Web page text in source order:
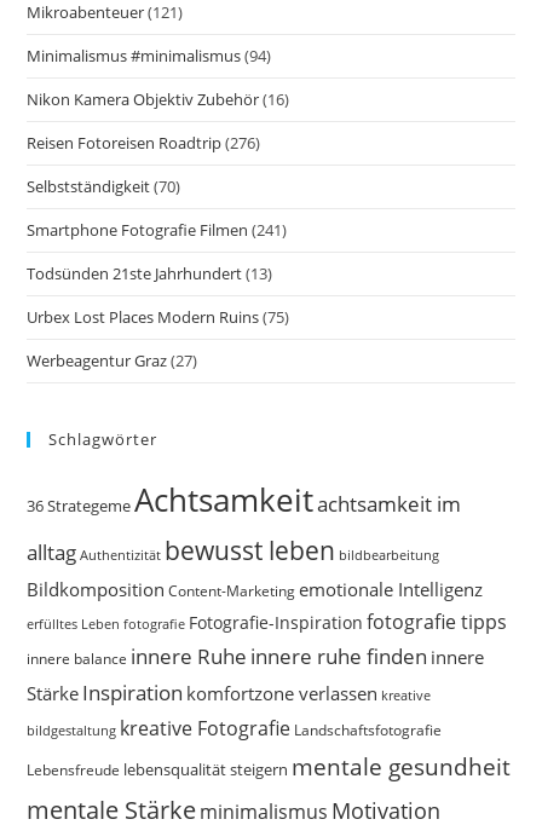
Mikroabenteuer(121)
Minimalismus #minimalismus(94)
Nikon Kamera Objektiv Zubehör(16)
Reisen Fotoreisen Roadtrip(276)
Selbstständigkeit(70)
Smartphone Fotografie Filmen (241)
Todsünden 21ste Jahrhundert(13)
Urbex Lost Places Modern Ruins(75)
Werbeagentur Graz(27)
Schlagwörter
36 StrategemeAchtsamkeitachtsamkeit im
alltag Authentizität bewusst leben bildbearbeitung
Bildkomposition Content-Marketing emotionale Intelligenz
erfülltes Leben fotografie Fotografie-Inspiration fotografie tipps
innere balance innere Ruhe innere ruhe finden innere
Stärke Inspiration komfortzone verlassen kreative
bildgestaltung kreative Fotografie Landschaftsfotografie
Lebensfreude lebensqualität steigern mentale gesundheit
mentale Stärkeminimalismus Motivation